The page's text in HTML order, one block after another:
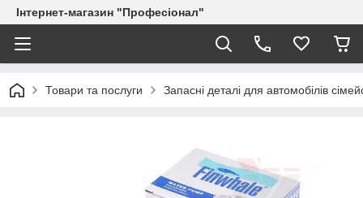
Інтернет-магазин "Професіонал"
Товари та послуги Запасні деталі для автомобілів